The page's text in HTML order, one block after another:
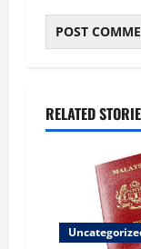
RELATED